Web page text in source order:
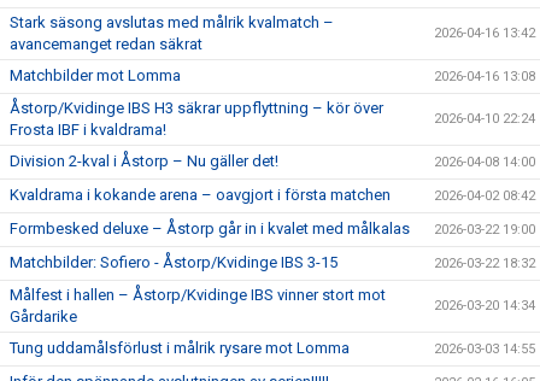
Stark säsong avslutas med målrik kvalmatch –
avancemanget redan säkrat
2026-04-16 13:42
Matchbilder mot Lomma 2026-04-16 13:08
Åstorp/Kvidinge IBS H3 säkrar uppflyttning – kör över
Frosta IBF i kvaldrama!
2026-04-10 22:24
Division 2-kval i Åstorp – Nu gäller det! 2026-04-08 14:00
Kvaldrama i kokande arena – oavgjort i första matchen 2026-04-02 08:42
Formbesked deluxe – Åstorp går in i kvalet med målkalas 2026-03-22 19:00
Matchbilder: Sofiero - Åstorp/Kvidinge IBS 3-15 2026-03-22 18:32
Målfest i hallen – Åstorp/Kvidinge IBS vinner stort mot
Gårdarike
2026-03-20 14:34
Tung uddamålsförlust i målrik rysare mot Lomma 2026-03-03 14:55